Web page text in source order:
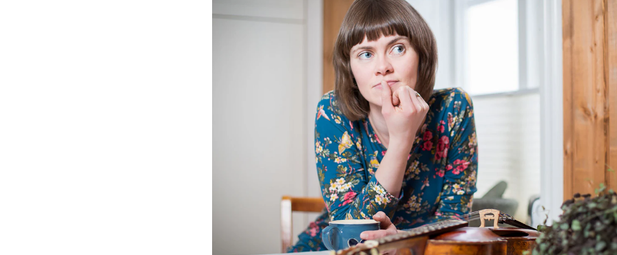
AKTUELT
Arrangementer og konserter
Nyheter og historier
Ledige stillinger